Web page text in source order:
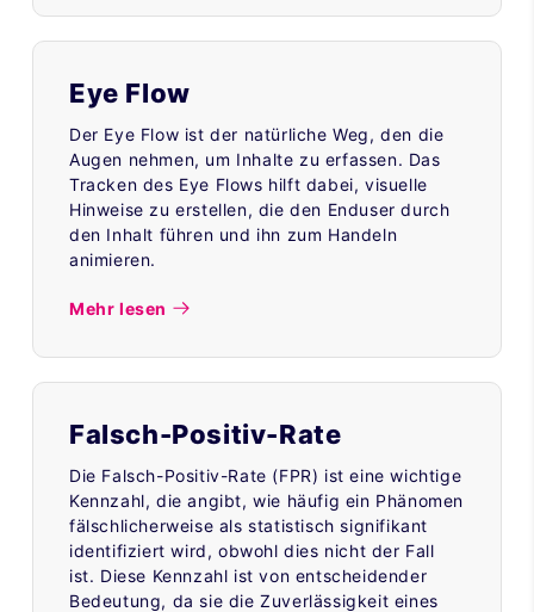
Eye Flow
Der Eye Flow ist der natürliche Weg, den die
Augen nehmen, um Inhalte zu erfassen. Das
Tracken des Eye Flows hilft dabei, visuelle
Hinweise zu erstellen, die den Enduser durch
den Inhalt führen und ihn zum Handeln
animieren.
Mehr lesen
Falsch-Positiv-Rate
Die Falsch-Positiv-Rate (FPR) ist eine wichtige
Kennzahl, die angibt, wie häufig ein Phänomen
fälschlicherweise als statistisch signifikant
identifiziert wird, obwohl dies nicht der Fall
ist. Diese Kennzahl ist von entscheidender
Bedeutung, da sie die Zuverlässigkeit eines